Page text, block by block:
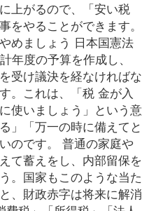
上がるので、「安い税
をやることができます。
めましょう 日本国憲法
年度の予算を作成し、
受け議決を経なければな
。これは、「税 金が入
使いましょう」という意
」「万一の時に備えてと
のです。 普通の家庭や
て蓄えをし、内部留保を
。国家もこのような当た
、財政赤字は将来に解消